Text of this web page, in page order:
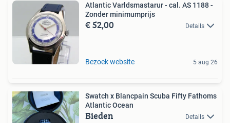
Atlantic Varldsmastarur - cal. AS 1188 -
Zonder minimumprijs
€ 52,00 Details
Bezoek website 5 aug 26
Swatch x Blancpain Scuba Fifty Fathoms
Atlantic Ocean
Bieden Details